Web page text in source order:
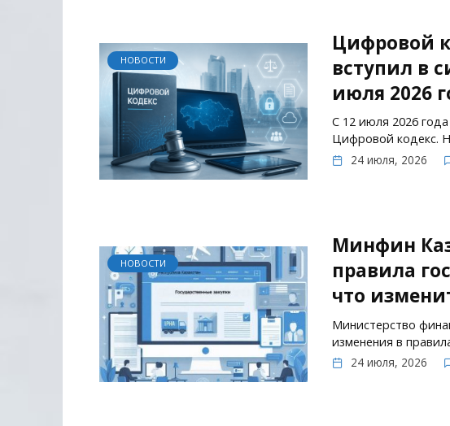
НОВОСТИ
Цифровой
вступил в
июля 2026
С 12 июля 2026
Цифровой кодекс.
24 июля, 2026
НОВОСТИ
Минфин
правила
что
Министерство
изменения в
24 июля, 2026